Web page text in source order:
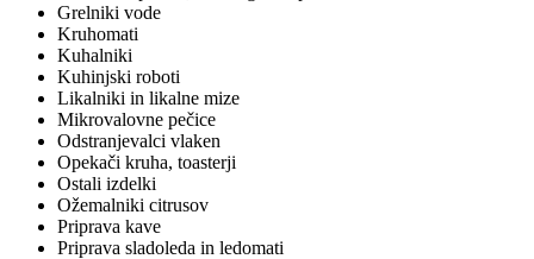
Grelniki vode
Kruhomati
Kuhalniki
Kuhinjski roboti
Likalniki in likalne mize
Mikrovalovne pečice
Odstranjevalci vlaken
Opekači kruha, toasterji
Ostali izdelki
Ožemalniki citrusov
Priprava kave
Priprava sladoleda in ledomati